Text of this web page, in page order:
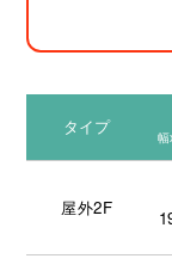
タイプ
屋外2F